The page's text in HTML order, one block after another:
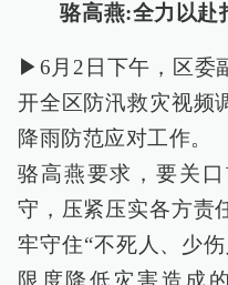
骆高燕:全力以赴
▶6月2日下午，区委
开全区防汛救灾视频
降雨防范应对工作。
骆高燕要求，要关
守，压紧压实各方责
牢守住“不死人、少
限度降低灾害造成